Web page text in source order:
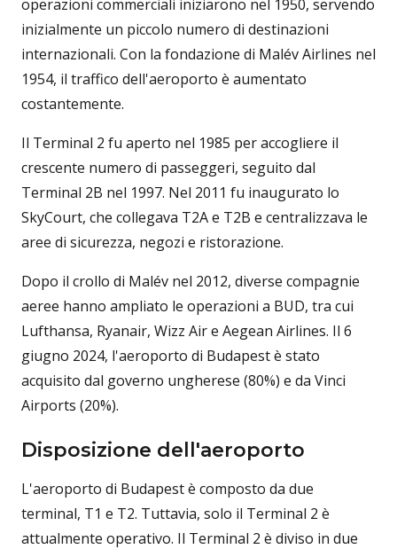
operazioni commerciali iniziarono nel 1950, servendo
inizialmente un piccolo numero di destinazioni
internazionali. Con la fondazione di Malév Airlines nel
1954, il traffico dell'aeroporto è aumentato
costantemente.
Il Terminal 2 fu aperto nel 1985 per accogliere il
crescente numero di passeggeri, seguito dal
Terminal 2B nel 1997. Nel 2011 fu inaugurato lo
SkyCourt, che collegava T2A e T2B e centralizzava le
aree di sicurezza, negozi e ristorazione.
Dopo il crollo di Malév nel 2012, diverse compagnie
aeree hanno ampliato le operazioni a BUD, tra cui
Lufthansa, Ryanair, Wizz Air e Aegean Airlines. Il 6
giugno 2024, l'aeroporto di Budapest è stato
acquisito dal governo ungherese (80%) e da Vinci
Airports (20%).
Disposizione dell'aeroporto
L'aeroporto di Budapest è composto da due
terminal, T1 e T2. Tuttavia, solo il Terminal 2 è
attualmente operativo. Il Terminal 2 è diviso in due